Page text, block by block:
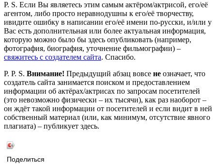
P. S. Если Вы являетесь этим самым актёром/актрисой, его/её
агентом, либо просто неравнодушны к его/её творчеству,
ивидите ошибку в написании его/её имени по-русски, и/или у
Вас есть дополнительная или более актуальная информация,
которую можно было бы здесь опубликовать (например,
фотография, биография, уточнение фильмографии) –
свяжитесь с создателем сайта. Спасибо.
P. P. S. Внимание! Предыдущий абзац вовсе не означает, что
создатель сайта занимается поиском и предоставлением
информации об актёрах/актрисах по запросам посетителей
(это невозможно физически – их тысячи), как раз наоборот –
он ждёт такой информации от посетителей и если видит в ней
собственный материал (или, как минимум, отсутствие явного
плагиата) – публикует здесь.
Поделиться